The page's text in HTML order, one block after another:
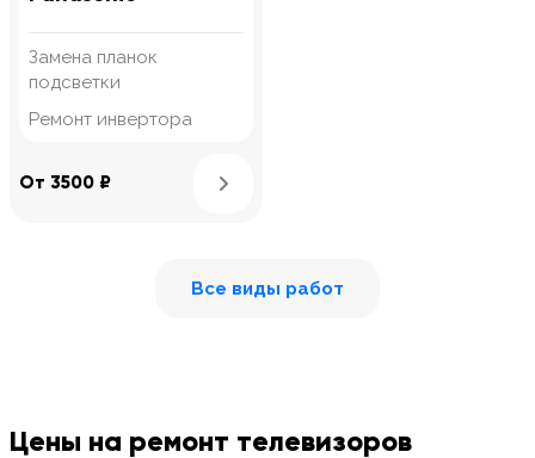
Замена планок
подсветки
Ремонт инвертора
От 3500 ₽
Все виды работ
Цены на ремонт телевизоров